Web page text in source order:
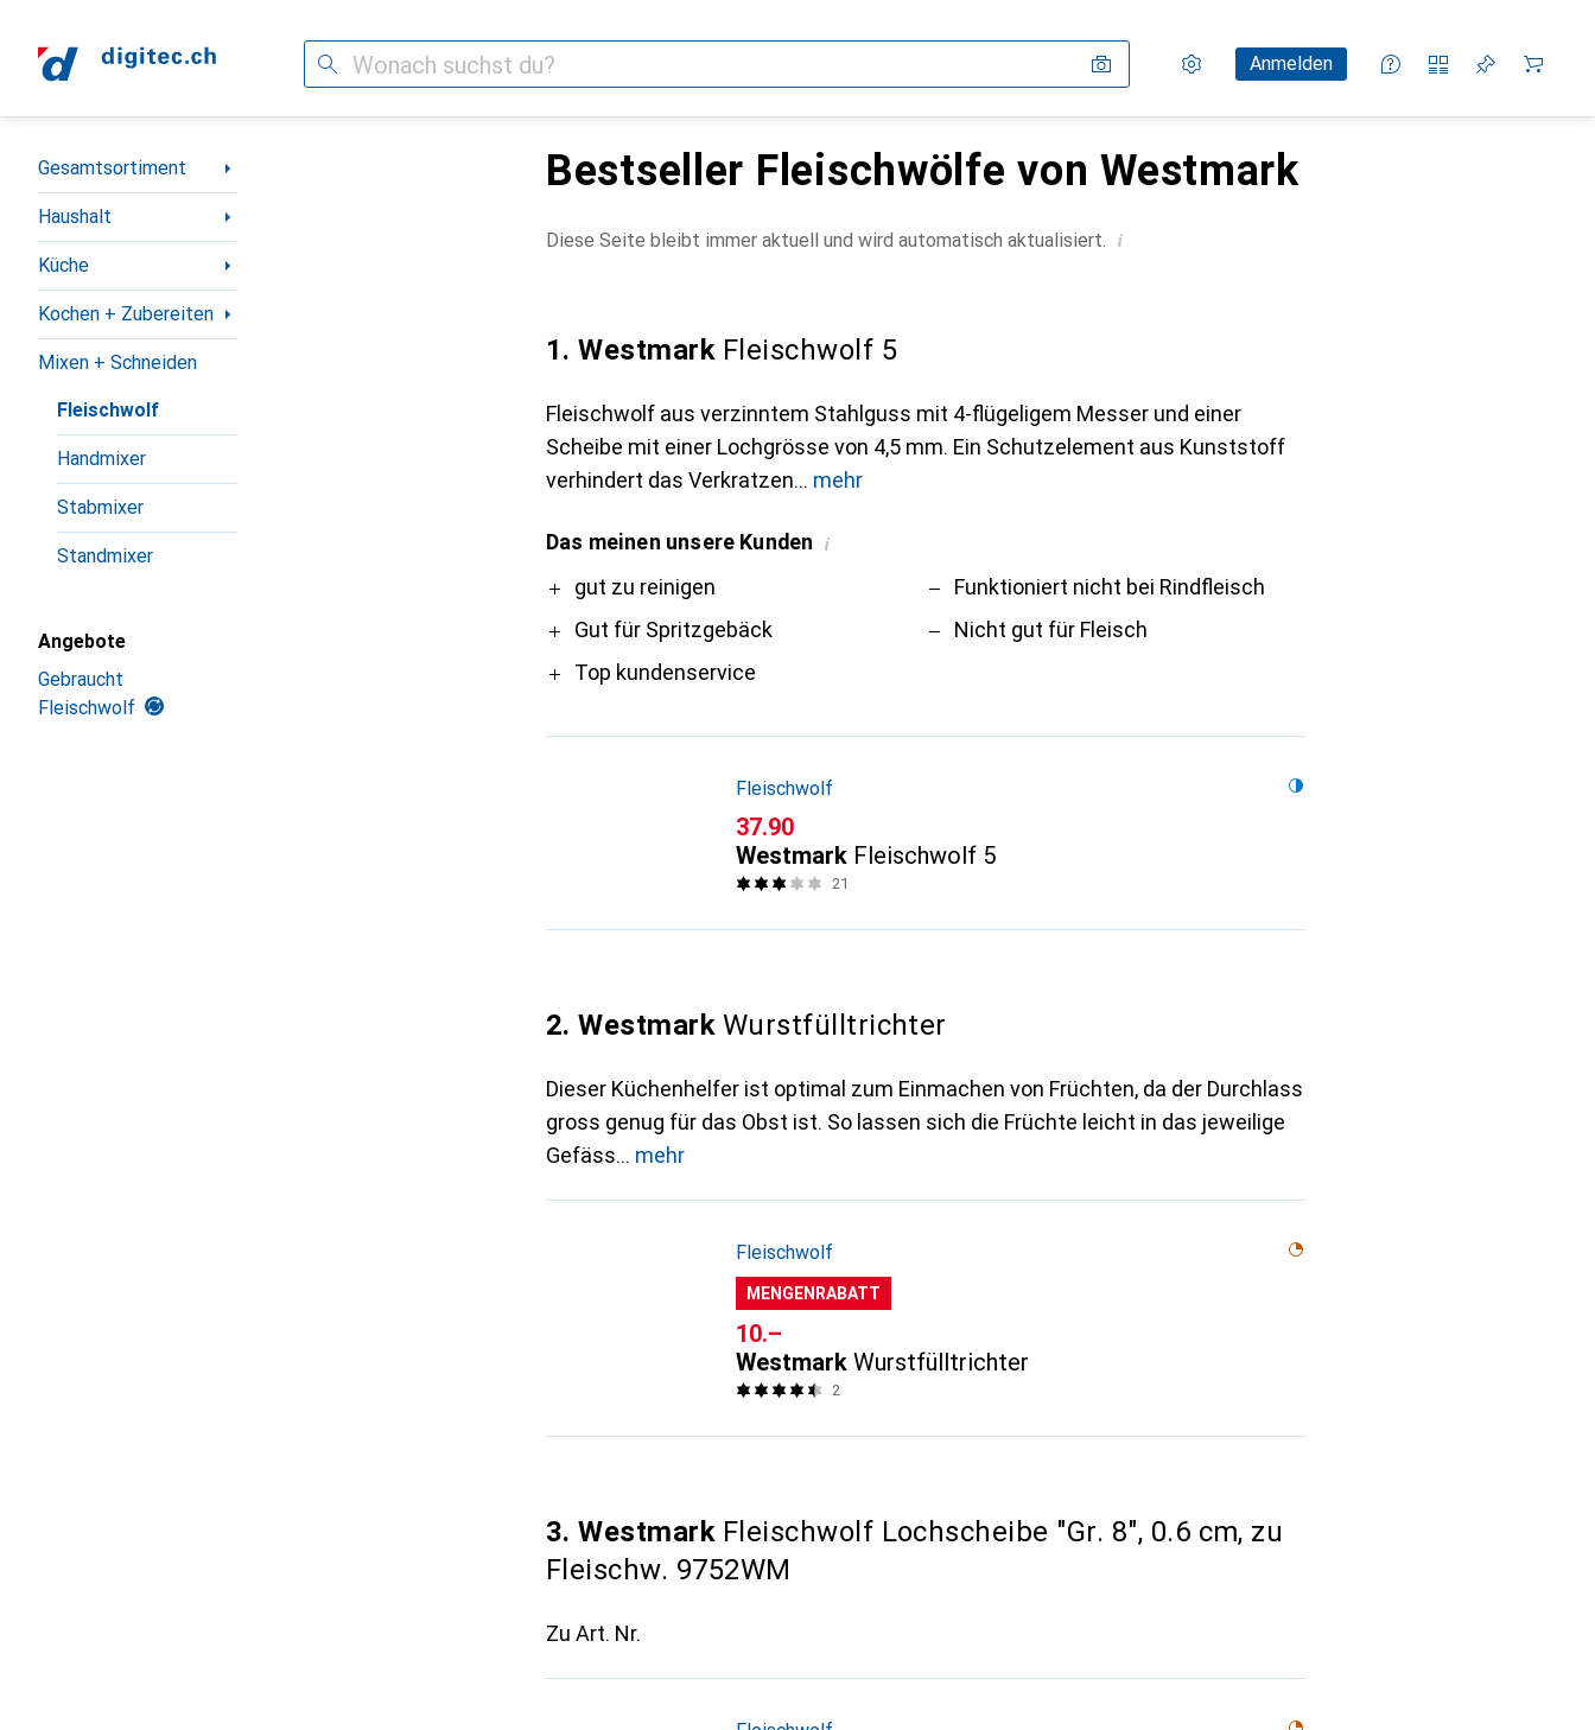
Suche Einstellungen
KundenkontoAnmelden
Vergleichslisten
Merklisten
Warenkorb
Navigation nach Kategorien
Gesamtsortiment
Haushalt
Küche
Kochen + Zubereiten
Mixen + Schneiden
Fleischwolf
Handmixer
Stabmixer
Standmixer
Angebote
Gebraucht
Fleischwolf
Bestseller Fleischwölfe von Westmark
Diese Seite bleibt immer aktuell und wird automatisch aktualisiert. i
1. WestmarkFleischwolf 5
Fleischwolf aus verzinntem Stahlguss mit 4-flügeligem Messer und einer
Scheibe mit einer Lochgrösse von 4,5 mm. Ein Schutzelement aus Kunststoff
verhindert das Verkratzen
mehr
Das meinen unsere Kunden i
Progut zu reinigen
Gut für Spritzgebäck
Top kundenservice
Contra
Funktioniert nicht bei Rindfleisch
Nicht gut für Fleisch
Fleischwolf
CHF
37.90
Westmark Fleischwolf 5
21
2. WestmarkWurstfülltrichter
Dieser Küchenhelfer ist optimal zum Einmachen von Früchten, da der Durchlass
gross genug für das Obst ist. So lassen sich die Früchte leicht in das jeweilige
Gefäss
mehr
Fleischwolf
MENGENRABATT
CHF
10.–
Westmark Wurstfülltrichter
2
3. WestmarkFleischwolf Lochscheibe "Gr. 8", 0.6 cm, zu
Fleischw. 9752WM
Zu Art. Nr.